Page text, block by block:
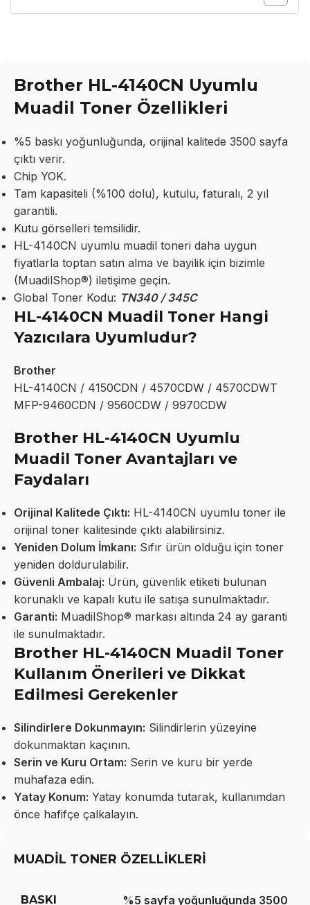
Brother HL-4140CN Uyumlu
Muadil Toner Özellikleri
%5 baskı yoğunluğunda, orijinal kalitede 3500 sayfa
çıktı verir.
Chip YOK.
Tam kapasiteli (%100 dolu), kutulu, faturalı, 2 yıl
garantili.
Kutu görselleri temsilidir.
HL-4140CN uyumlu muadil toneri daha uygun
fiyatlarla toptan satın alma ve bayilik için bizimle
(MuadilShop®) iletişime geçin.
Global Toner Kodu: TN340 / 345C
HL-4140CN Muadil Toner Hangi
Yazıcılara Uyumludur?
Brother
HL-4140CN / 4150CDN / 4570CDW / 4570CDWT
MFP-9460CDN / 9560CDW / 9970CDW
Brother HL-4140CN Uyumlu
Muadil Toner Avantajları ve
Faydaları
Orijinal Kalitede Çıktı: HL-4140CN uyumlu toner ile
orijinal toner kalitesinde çıktı alabilirsiniz.
Yeniden Dolum İmkanı: Sıfır ürün olduğu için toner
yeniden doldurulabilir.
Güvenli Ambalaj: Ürün, güvenlik etiketi bulunan
korunaklı ve kapalı kutu ile satışa sunulmaktadır.
Garanti: MuadilShop® markası altında 24 ay garanti
ile sunulmaktadır.
Brother HL-4140CN Muadil Toner
Kullanım Önerileri ve Dikkat
Edilmesi Gerekenler
Silindirlere Dokunmayın: Silindirlerin yüzeyine
dokunmaktan kaçının.
Serin ve Kuru Ortam: Serin ve kuru bir yerde
muhafaza edin.
Yatay Konum: Yatay konumda tutarak, kullanımdan
önce hafifçe çalkalayın.
MUADİL TONER ÖZELLİKLERİ
BASKI %5 sayfa yoğunluğunda 3500